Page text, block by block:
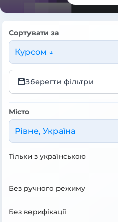
Сортувати за
Курсом ↓
Зберегти фільтри
Місто
Рівне, Україна
Тільки з українською
Без ручного режиму
Без верифікації